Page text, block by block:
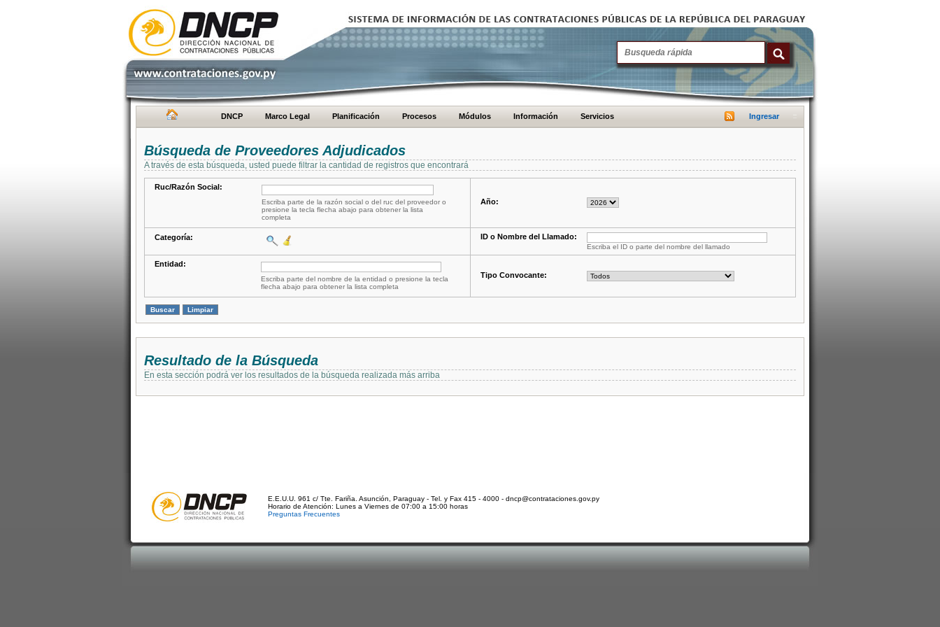
DNCP Marco Legal Planificación Procesos Módulos Información Servicios Ingresar
Búsqueda de Proveedores Adjudicados
A través de esta búsqueda, usted puede filtrar la cantidad de registros que encontrará
Ruc/Razón Social:
Escriba parte de la razón social o del ruc del proveedor o
presione la tecla flecha abajo para obtener la lista
completa
Año:
Categoría: ID o Nombre del Llamado:
Escriba el ID o parte del nombre del llamado
Entidad:
Escriba parte del nombre de la entidad o presione la tecla
flecha abajo para obtener la lista completa
Tipo Convocante:
Resultado de la Búsqueda
En esta sección podrá ver los resultados de la búsqueda realizada más arriba
E.E.U.U. 961 c/ Tte. Fariña. Asunción, Paraguay - Tel. y Fax 415 - 4000 - dncp@contrataciones.gov.py
Horario de Atención: Lunes a Viernes de 07:00 a 15:00 horas
Preguntas Frecuentes